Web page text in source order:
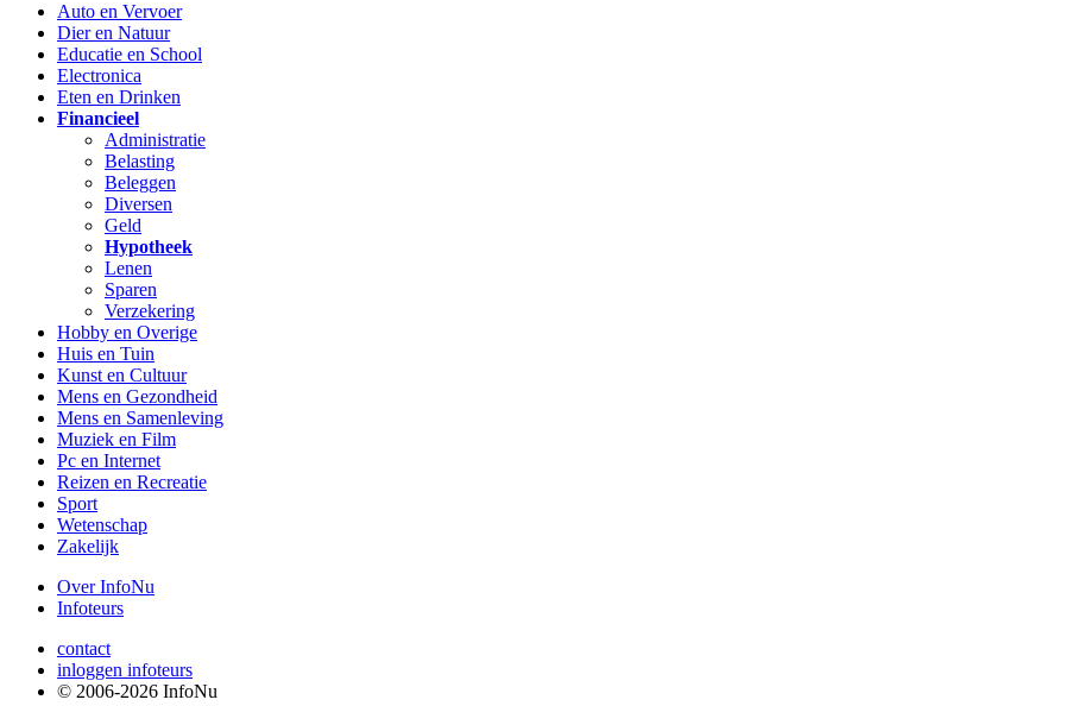
Auto en Vervoer
Dier en Natuur
Educatie en School
Electronica
Eten en Drinken
Financieel
Administratie
Belasting
Beleggen
Diversen
Geld
Hypotheek
Lenen
Sparen
Verzekering
Hobby en Overige
Huis en Tuin
Kunst en Cultuur
Mens en Gezondheid
Mens en Samenleving
Muziek en Film
Pc en Internet
Reizen en Recreatie
Sport
Wetenschap
Zakelijk
Over InfoNu
Infoteurs
contact
inloggen infoteurs
© 2006-2026 InfoNu